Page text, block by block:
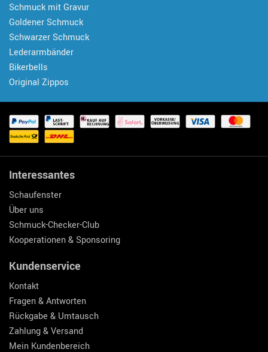
Schmuck mit Gravur
Goldener Schmuck
Schwarzer Schmuck
Lederarmbänder
Bikerbells
Original Zippos
Interessantes
Schaufenster
Über uns
Schmuck-Checker-Club
Kooperationen & Sponsoring
Kundenservice
Kontakt
Fragen & Antworten
Rückgabe & Umtausch
Zahlung & Versand
Mein Kundenbereich